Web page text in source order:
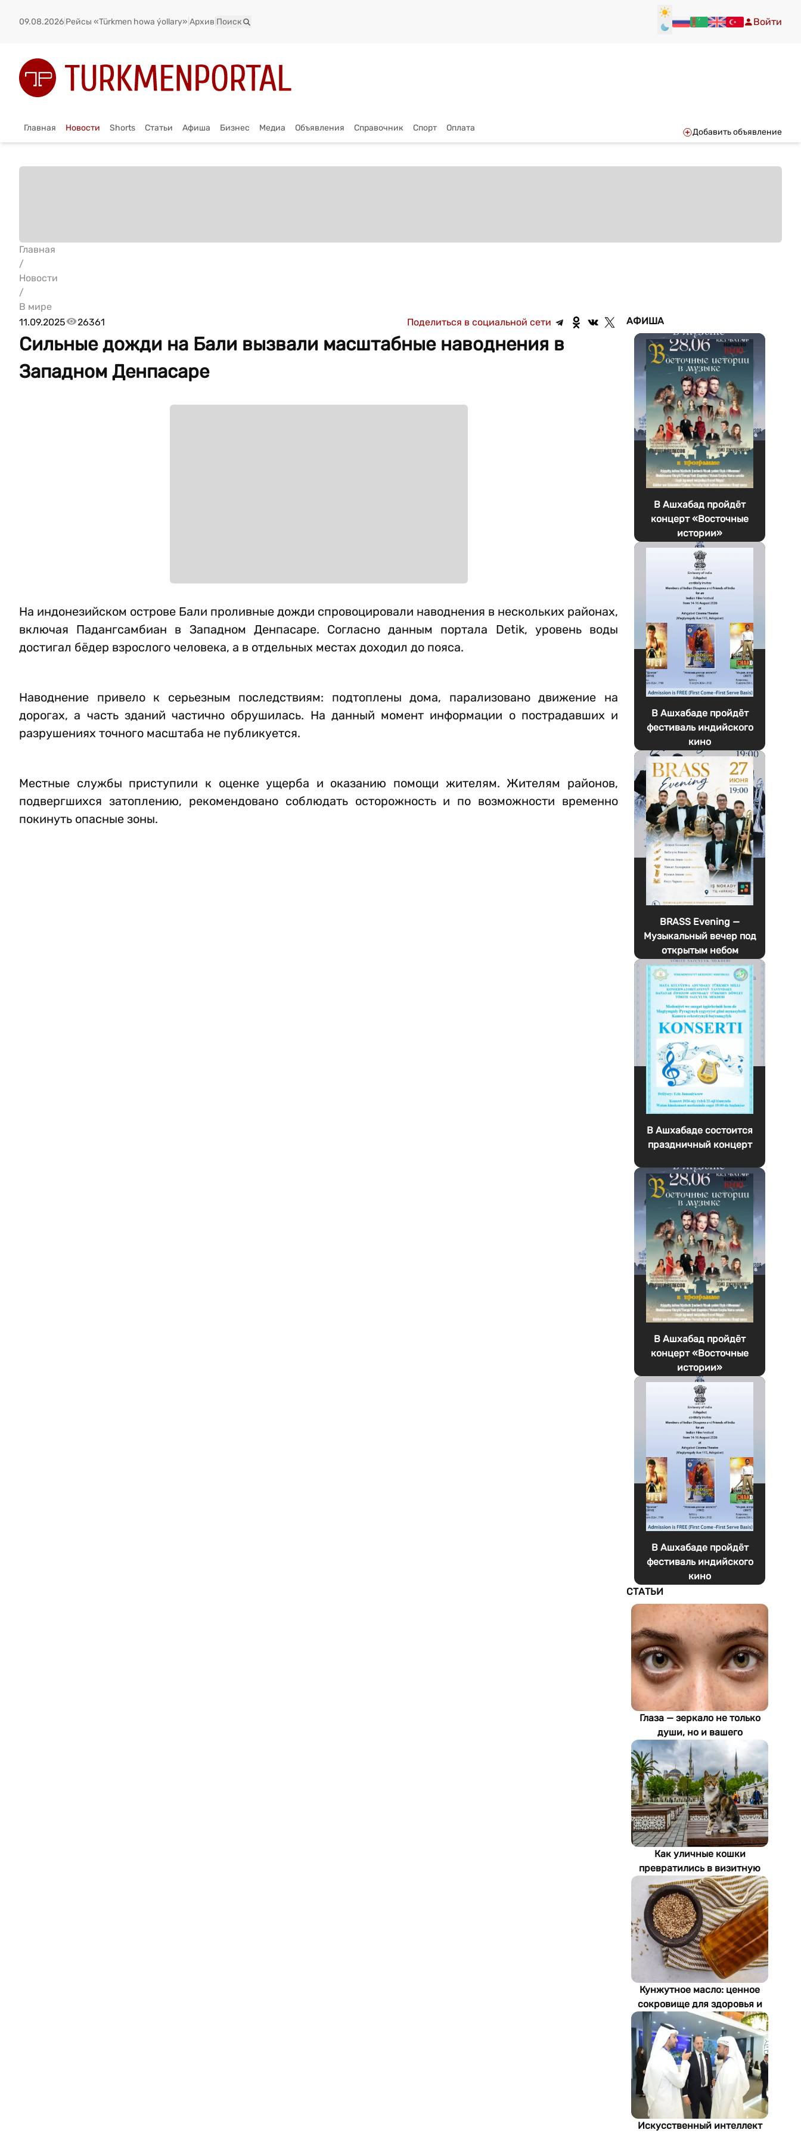
09.08.2026 Рейсы «Türkmen howa ýollary» Архив Поиск Войти
Главная Новости Shorts Статьи Афиша Бизнес Медиа Объявления Справочник Спорт Оплата Добавить объявление
Главная
/
Новости
/
В мире
11.09.2025
26361 Поделиться в социальной сети
Сильные дожди на Бали вызвали масштабные наводнения в
Западном Денпасаре
На индонезийском острове Бали проливные дожди спровоцировали наводнения в нескольких районах,
включая Падангсамбиан в Западном Денпасаре. Согласно данным портала Detik, уровень воды
достигал бёдер взрослого человека, а в отдельных местах доходил до пояса.
Наводнение привело к серьезным последствиям: подтоплены дома, парализовано движение на
дорогах, а часть зданий частично обрушилась. На данный момент информации о пострадавших и
разрушениях точного масштаба не публикуется.
Местные службы приступили к оценке ущерба и оказанию помощи жителям. Жителям районов,
подвергшихся затоплению, рекомендовано соблюдать осторожность и по возможности временно
покинуть опасные зоны.
АФИША
В Ашхабад пройдёт
концерт «Восточные
истории»
В Ашхабаде пройдёт
фестиваль индийского
кино
BRASS Evening —
Музыкальный вечер под
открытым небом
В Ашхабаде состоится
праздничный концерт
В Ашхабад пройдёт
концерт «Восточные
истории»
В Ашхабаде пройдёт
фестиваль индийского
кино
СТАТЬИ
Глаза — зеркало не только
души, но и вашего
здоровья: как ИИ находит
болезни по фотографии
Как уличные кошки
превратились в визитную
карточку Стамбула
Кунжутное масло: ценное
сокровище для здоровья и
экономики Туркменистана
Искусственный интеллект